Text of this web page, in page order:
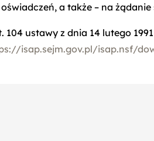
oświadczeń, a także – na
104 ustawy z dnia 14 lutego
isap.sejm.gov.pl/isap.nsf/